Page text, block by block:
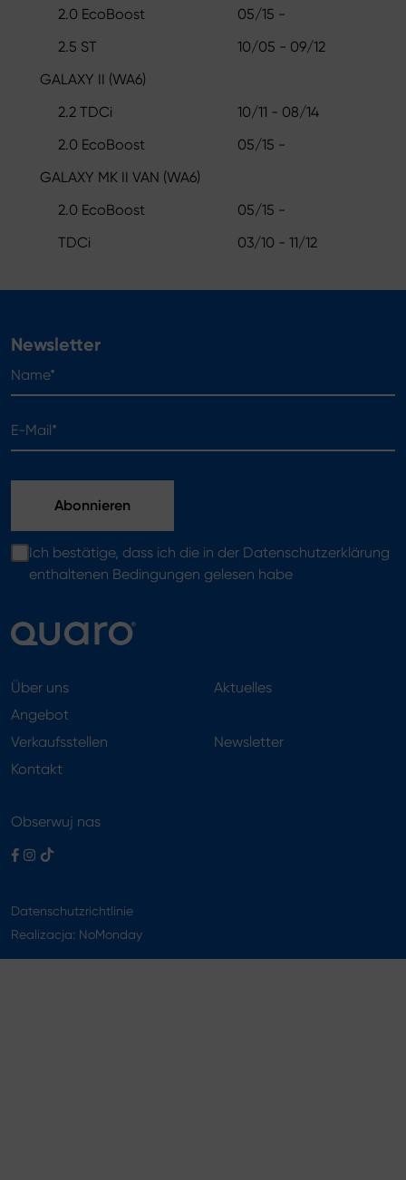
2.0 EcoBoost
05/15 -
2.5 ST
10/05 - 09/12
GALAXY II (WA6)
2.2 TDCi
10/11 - 08/14
2.0 EcoBoost
05/15 -
GALAXY MK II VAN (WA6)
2.0 EcoBoost
05/15 -
TDCi
03/10 - 11/12
Newsletter
Ich bestätige, dass ich die in der Datenschutzerklärung
enthaltenen Bedingungen gelesen habe
Über uns
Angebot
Aktuelles
Verkaufsstellen
Kontakt
Newsletter
Obserwuj nas
Datenschutzrichtlinie
Realizacja: NoMonday